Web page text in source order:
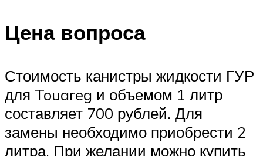
Цена вопроса
Стоимость канистры жидкости ГУР
для Touareg и объемом 1 литр
составляет 700 рублей. Для
замены необходимо приобрести 2
литра. При желании можно купить